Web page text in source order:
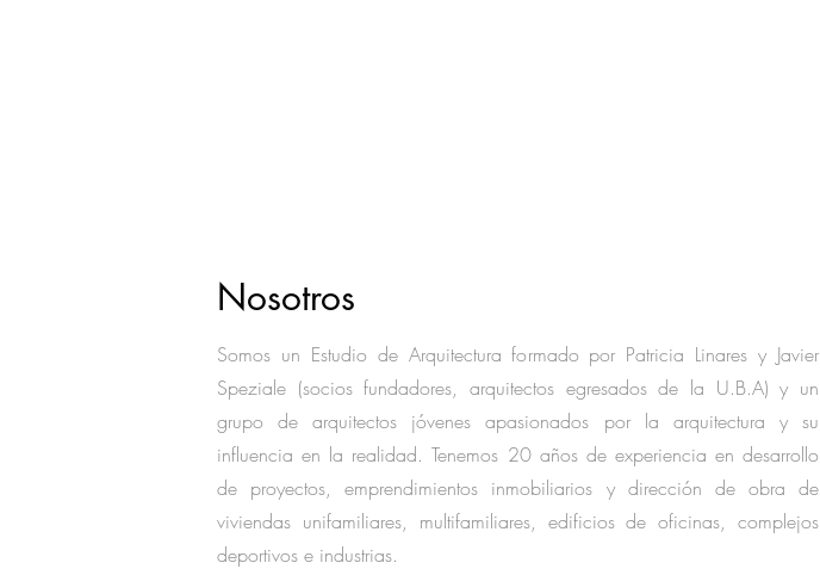
Nosotros
Somos un Estudio de Arquitectura formado por Patricia Linares y Javier
Speziale (socios fundadores, arquitectos egresados de la U.B.A) y un
grupo de arquitectos jóvenes apasionados por la arquitectura y su
influencia en la realidad. Tenemos 20 años de experiencia en desarrollo
de proyectos, emprendimientos inmobiliarios y dirección de obra de
viviendas unifamiliares, multifamiliares, edificios de oficinas, complejos
deportivos e industrias.